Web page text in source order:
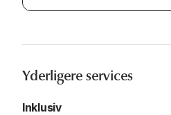
Yderligere services
Inklusiv